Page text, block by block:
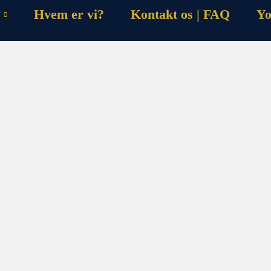
Hvem er vi? Kontakt os | FAQ